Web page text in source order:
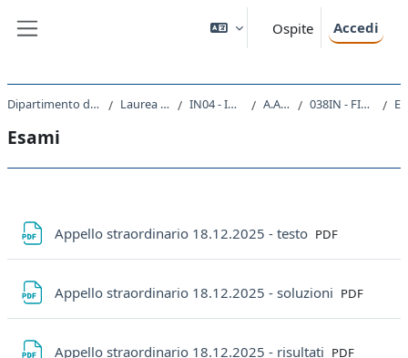
Ospite Accedi
Dipartimento di Ingegneria e Architettura Laurea triennale (DM270) IN04 - INGEGNERIA NAVALE A.A. 2025 - 2026 038IN - FISICA GENERALE II 2025
Esami
Appello straordinario 18.12.2025 - testo File
PDF
Appello straordinario 18.12.2025 - soluzioni File
PDF
Appello straordinario 18.12.2025 - risultati File
PDF